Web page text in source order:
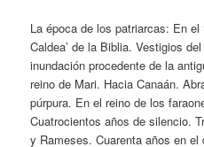
La época de los patriarcas: En el
Caldea’ de la Biblia. Vestigios
inundación procedente de la
reino de Mari. Hacia Canaán.
púrpura. En el reino de los
Cuatrocientos años de silencio.
y Rameses. Cuarenta años en